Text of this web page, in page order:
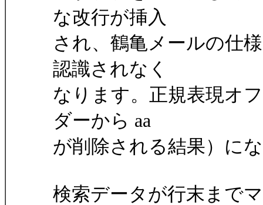
な改行が挿入
され、鶴亀メールの仕
認識されなく
なります。正規表現オ
ダーから aa
が削除される結果）に
検索データが行末まで